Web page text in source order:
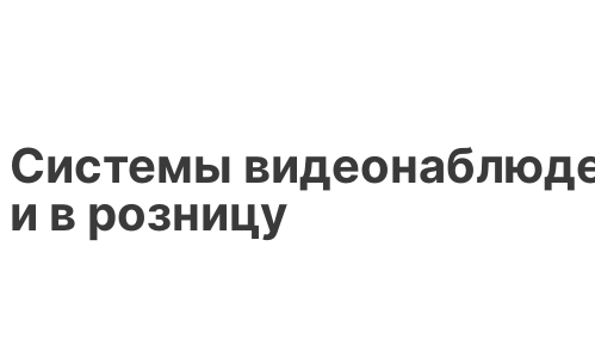
Системы
и в розницу